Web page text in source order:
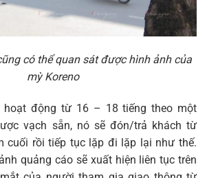
có thể quan sát được hình ảnh của
mỳ Koreno
hoạt động từ 16 – 18 tiếng theo một
vạch sẵn, nó sẽ đón/trả khách từ
cuối rồi tiếp tục lặp đi lặp lại như thế.
quảng cáo sẽ xuất hiện liên tục trên